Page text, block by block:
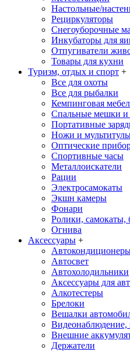
Настольные/
Рециркуляторы
Снегоуборочные
Инкубаторы для
Отпугиватели
Товары для кухни
Туризм, отдых и спорт +
Все для охоты
Все для рыбалки
Кемпинговая
Спальные мешки и
Портативные
Ножи и
Оптические
Спортивные часы
Металлоискатели
Рации
Электросамокаты
Экшн камеры
Фонари
Ролики, самокаты,
Огнива
Аксессуары +
Aвтосвет
Автохолодильники
Аксессуары для
Алкотестеры
Брелоки
Вешалки
Внешние
Держатели